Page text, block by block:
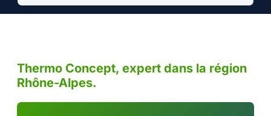
Thermo Concept, expert dans la région
Rhône-Alpes.